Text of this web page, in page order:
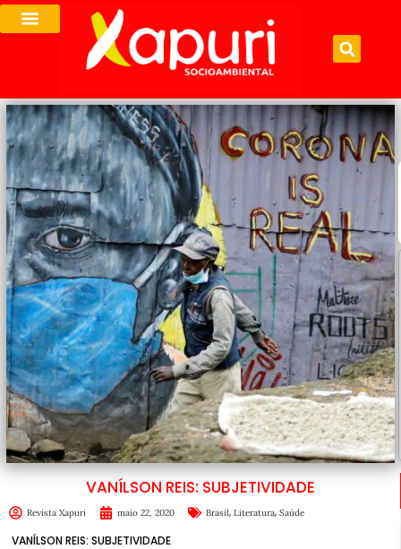
VANÍLSON REIS: SUBJETIVIDADE
Revista Xapuri maio 22, 2020 Brasil, Literatura, Saúde
VANÍLSON REIS: SUBJETIVIDADE